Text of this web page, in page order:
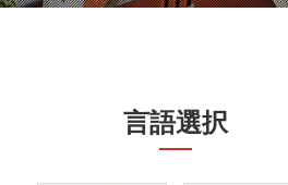
言語選択